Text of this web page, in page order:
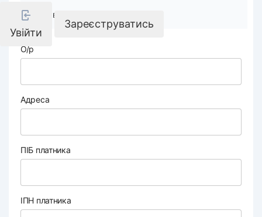
Увійти
Зареєструватись
Реквізити компанії
О/р
Адреса
ПІБ платника
ІПН платника